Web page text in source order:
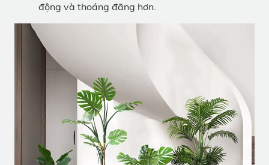
động và thoáng đãng hơn.